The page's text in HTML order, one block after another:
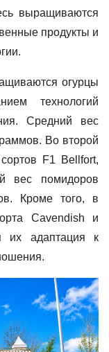
выращиваются
продукты и
огурцы
технологий
Средний вес
Во второй
F1 Bellfort,
вес помидоров
Кроме того, в
Cavendish и
их адаптация к